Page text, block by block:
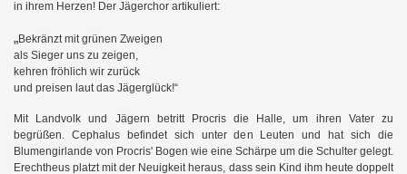
in ihrem Herzen! Der Jägerchor artikuliert:
„Bekränzt mit grünen Zweigen
als Sieger uns zu zeigen,
kehren fröhlich wir zurück
und preisen laut das Jägerglück!“
Mit Landvolk und Jägern betritt Procris die Halle, um ihren Vater zu
begrüßen. Cephalus befindet sich unter den Leuten und hat sich die
Blumengirlande von Procris' Bogen wie eine Schärpe um die Schulter gelegt.
Erechtheus platzt mit der Neuigkeit heraus, dass sein Kind ihm heute doppelt